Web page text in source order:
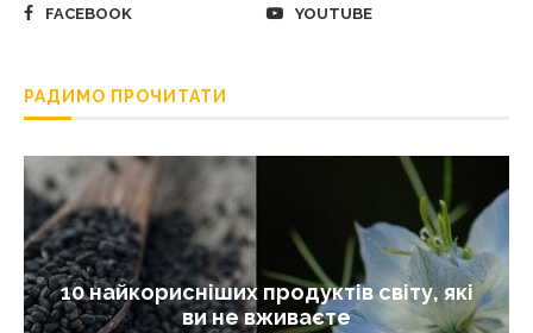
FACEBOOK YOUTUBE
РАДИМО ПРОЧИТАТИ
10 найкорисніших продуктів світу, які
ви не вживаєте